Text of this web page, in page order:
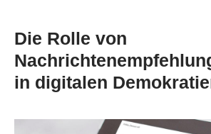
Die Rolle von
in digitalen